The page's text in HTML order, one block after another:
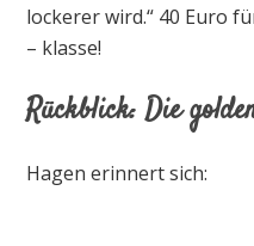
lockerer wird.“ 40 Euro
– klasse!
Rückblick: Die
Hagen erinnert sich: